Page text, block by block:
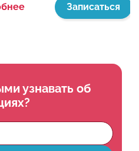
Записаться
узнавать об